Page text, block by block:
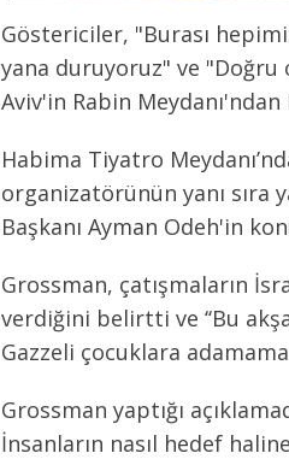
Göstericiler, "Burası
yana duruyoruz" ve "Doğru
Aviv'in Rabin
Habima Tiyatro
organizatörünün yanı sıra
Başkanı Ayman Odeh'in
Grossman, çatışmaların
verdiğini belirtti ve ‘‘Bu
Gazzeli çocuklara adamama
Grossman yaptığı
İnsanların nasıl hedef